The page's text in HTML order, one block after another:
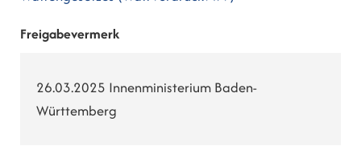
Freigabevermerk
26.03.2025 Innenministerium Baden-
Württemberg